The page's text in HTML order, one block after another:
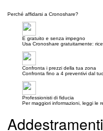
Perché affidarsi a Cronoshare?
E gratuito e senza impegno
Usa Cronoshare gratuitamente:
Confronta i prezzi della tua zona
Confronta fino a 4 preventivi dal
Professionisti di fiducia
Per maggiori informazioni, leggi le